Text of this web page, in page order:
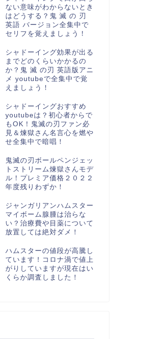
ない意味がわからないとき
はどうする？鬼 滅 の 刃
英語 バージョン全集中で
セリフを覚えましょう！
シャドーイング効果が出る
までどのくらいかかるの
か？鬼 滅 の刃 英語版アニ
メ youtubeで全集中で覚
えましょう！
シャドーイングおすすめ
youtubeは？初心者からで
もOK！鬼滅の刃ファン必
見＆煉獄さん名言心を燃や
せ全集中で暗唱！
鬼滅の刃ボールペンジェッ
トストリーム煉獄さんモデ
ル！プレミア価格２０２２
年度残りわずか！
ジャンガリアンハムスター
マイボーム腺腫は治らな
い？治療費や目薬について
放置しては絶対ダメ！
ハムスターの値段が高騰し
ています！コロナ渦で値上
がりしていますが現在はい
くらか調査しました！